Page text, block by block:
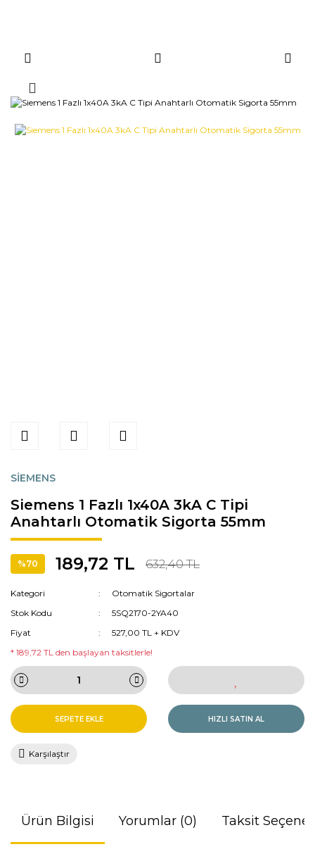
SİEMENS
Siemens 1 Fazlı 1x40A 3kA C Tipi
Anahtarlı Otomatik Sigorta 55mm
%70 189,72 TL 632,40 TL
Kategori
Otomatik Sigortalar
Stok Kodu
5SQ2170-2YA40
Fiyat
527,00 TL + KDV
* 189,72 TL den başlayan taksitlerle!
SEPETE EKLE HIZLI SATIN AL
Karşılaştır
Ürün Bilgisi Yorumlar (0) Taksit